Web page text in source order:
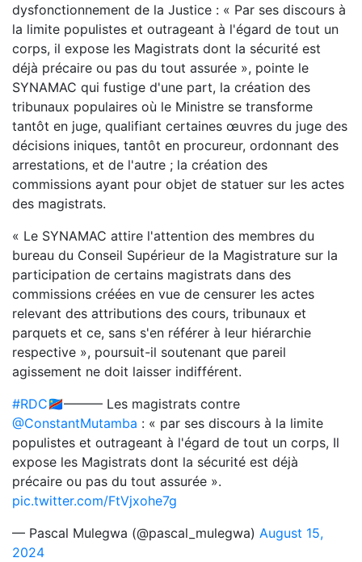
dysfonctionnement de la Justice : « Par ses discours à
la limite populistes et outrageant à l'égard de tout un
corps, il expose les Magistrats dont la sécurité est
déjà précaire ou pas du tout assurée », pointe le
SYNAMAC qui fustige d'une part, la création des
tribunaux populaires où le Ministre se transforme
tantôt en juge, qualifiant certaines œuvres du juge des
décisions iniques, tantôt en procureur, ordonnant des
arrestations, et de l'autre ; la création des
commissions ayant pour objet de statuer sur les actes
des magistrats.
« Le SYNAMAC attire l'attention des membres du
bureau du Conseil Supérieur de la Magistrature sur la
participation de certains magistrats dans des
commissions créées en vue de censurer les actes
relevant des attributions des cours, tribunaux et
parquets et ce, sans s'en référer à leur hiérarchie
respective », poursuit-il soutenant que pareil
agissement ne doit laisser indifférent.
#RDC🇨🇩——— Les magistrats contre
@ConstantMutamba : « par ses discours à la limite
populistes et outrageant à l'égard de tout un corps, Il
expose les Magistrats dont la sécurité est déjà
précaire ou pas du tout assurée ».
pic.twitter.com/FtVjxohe7g
— Pascal Mulegwa (@pascal_mulegwa) August 15,
2024